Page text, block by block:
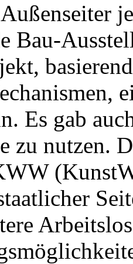
Bau-
Es gab
zu nutzen.